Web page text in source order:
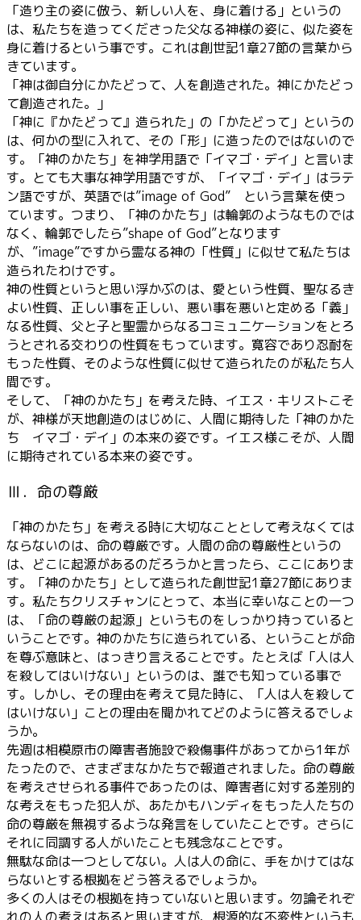
「造り主の姿に倣う、新しい人を、身に着ける」というの
は、私たちを造ってくださった父なる神様の姿に、似た姿を
身に着けるという事です。これは創世記1章27節の言葉から
きています。
「神は御自分にかたどって、人を創造された。神にかたどっ
て創造された。」
「神に『かたどって』造られた」の「かたどって」というの
は、何かの型に入れて、その「形」に造ったのではないので
す。「神のかたち」を神学用語で「イマゴ・デイ」と言いま
す。とても大事な神学用語ですが、「イマゴ・デイ」はラテ
ン語ですが、英語では”image of God” という言葉を使っ
ています。つまり、「神のかたち」は輪郭のようなものでは
なく、輪郭でしたら”shape of God”となります
が、”image”ですから霊なる神の「性質」に似せて私たちは
造られたわけです。
神の性質というと思い浮かぶのは、愛という性質、聖なるき
よい性質、正しい事を正しい、悪い事を悪いと定める「義」
なる性質、父と子と聖霊からなるコミュニケーションをとろ
うとされる交わりの性質をもっています。寛容であり忍耐を
もった性質、そのような性質に似せて造られたのが私たち人
間です。
そして、「神のかたち」を考えた時、イエス・キリストこそ
が、神様が天地創造のはじめに、人間に期待した「神のかた
ち イマゴ・デイ」の本来の姿です。イエス様こそが、人間
に期待されている本来の姿です。
Ⅲ．命の尊厳
「神のかたち」を考える時に大切なこととして考えなくては
ならないのは、命の尊厳です。人間の命の尊厳性というの
は、どこに起源があるのだろうかと言ったら、ここにありま
す。「神のかたち」として造られた創世記1章27節にありま
す。私たちクリスチャンにとって、本当に幸いなことの一つ
は、「命の尊厳の起源」というものをしっかり持っていると
いうことです。神のかたちに造られている、ということが命
を尊ぶ意味と、はっきり言えることです。たとえば「人は人
を殺してはいけない」というのは、誰でも知っている事で
す。しかし、その理由を考えて見た時に、「人は人を殺して
はいけない」ことの理由を聞かれてどのように答えるでしょ
うか。
先週は相模原市の障害者施設で殺傷事件があってから1年が
たったので、さまざまなかたちで報道されました。命の尊厳
を考えさせられる事件であったのは、障害者に対する差別的
な考えをもった犯人が、あたかもハンディをもった人たちの
命の尊厳を無視するような発言をしていたことです。さらに
それに同調する人がいたことも残念なことです。
無駄な命は一つとしてない。人は人の命に、手をかけてはな
らないとする根拠をどう答えるでしょうか。
多くの人はその根拠を持っていないと思います。勿論それぞ